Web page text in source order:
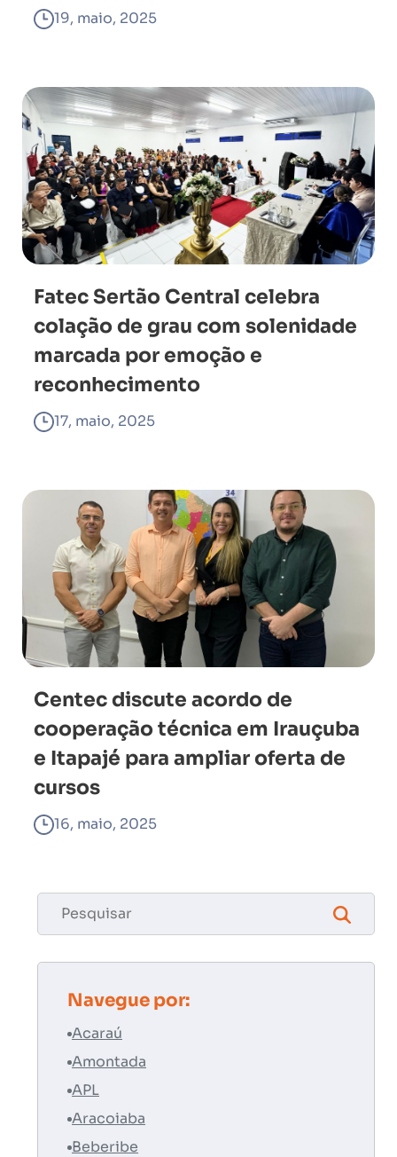
19, maio, 2025
Fatec Sertão Central celebra
colação de grau com solenidade
marcada por emoção e
reconhecimento
17, maio, 2025
Centec discute acordo de
cooperação técnica em Irauçuba
e Itapajé para ampliar oferta de
cursos
16, maio, 2025
Navegue por:
Acaraú
Amontada
APL
Aracoiaba
Beberibe